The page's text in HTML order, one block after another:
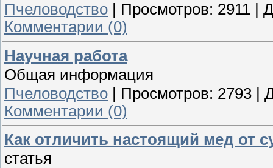
Пчеловодство
Просмотров: 2911
Комментарии (0)
Научная работа
Общая информация
Пчеловодство
Просмотров: 2793
Комментарии (0)
Как отличить настоящий мед от
статья